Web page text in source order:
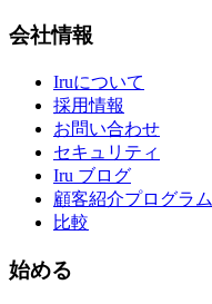
会社情報
Iruについて
採用情報
お問い合わせ
セキュリティ
Iru ブログ
顧客紹介プログラム
比較
始める